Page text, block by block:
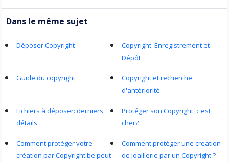
Dans le même sujet
Déposer Copyright
Copyright: Enregistrement et
Dépôt
Guide du copyright
Copyright et recherche
d'antériorité
Fichiers à déposer: derniers
détails
Protéger son Copyright, c'est
cher?
Comment protéger votre
création par Copyright.be peut
Comment protéger une creation
de joaillerie par un Copyright ?